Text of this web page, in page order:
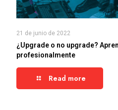
21 de junio de 2022
¿Upgrade o no upgrade?
profesionalmente
Read more